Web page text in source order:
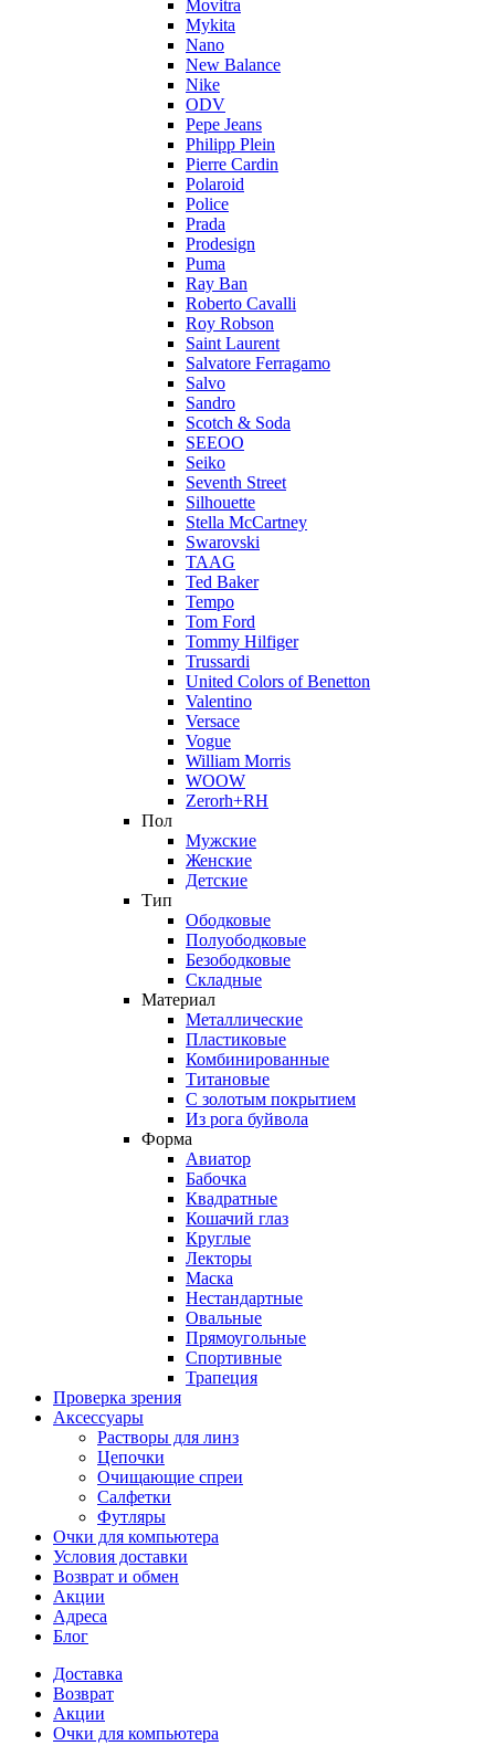
Movitra
Mykita
Nano
New Balance
Nike
ODV
Pepe Jeans
Philipp Plein
Pierre Cardin
Polaroid
Police
Prada
Prodesign
Puma
Ray Ban
Roberto Cavalli
Roy Robson
Saint Laurent
Salvatore Ferragamo
Salvo
Sandro
Scotch & Soda
SEEOO
Seiko
Seventh Street
Silhouette
Stella McCartney
Swarovski
TAAG
Ted Baker
Tempo
Tom Ford
Tommy Hilfiger
Trussardi
United Colors of Benetton
Valentino
Versace
Vogue
William Morris
WOOW
Zerorh+RH
Пол
Мужские
Женские
Детские
Тип
Ободковые
Полуободковые
Безободковые
Складные
Материал
Металлические
Пластиковые
Комбинированные
Титановые
С золотым покрытием
Из рога буйвола
Форма
Авиатор
Бабочка
Квадратные
Кошачий глаз
Круглые
Лекторы
Маска
Нестандартные
Овальные
Прямоугольные
Спортивные
Трапеция
Проверка зрения
Аксессуары
Растворы для линз
Цепочки
Очищающие спреи
Салфетки
Футляры
Очки для компьютера
Условия доставки
Возврат и обмен
Акции
Адреса
Блог
Доставка
Возврат
Акции
Очки для компьютера